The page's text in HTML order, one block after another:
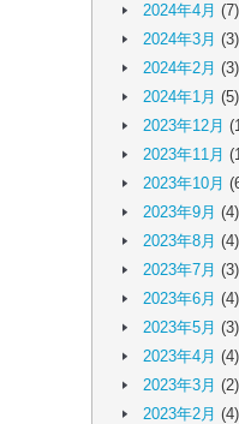
2024年4月 (7)
2024年3月 (3)
2024年2月 (3)
2024年1月 (5)
2023年12月
2023年11月
2023年10月
2023年9月 (4)
2023年8月 (4)
2023年7月 (3)
2023年6月 (4)
2023年5月 (3)
2023年4月 (4)
2023年3月 (2)
2023年2月 (4)